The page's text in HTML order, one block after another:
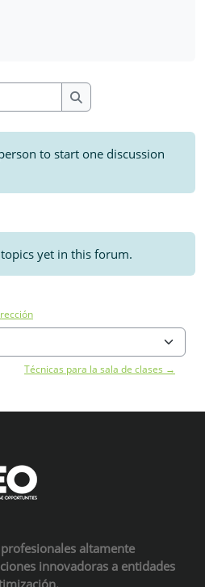
Search forums
Search forums
to start one discussion
yet in this forum.
Técnicas para la sala de clases →
altamente
innovadoras a entidades